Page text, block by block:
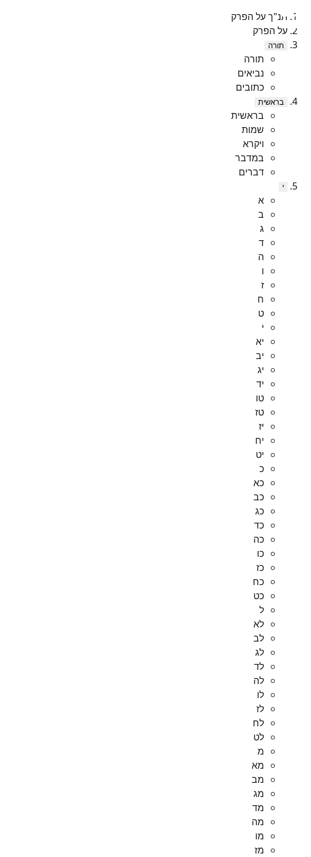
תנ"ך על הפרק
על הפרק
תורה
תורה
נביאים
כתובים
בראשית
בראשית
שמות
ויקרא
במדבר
דברים
י
א
ב
ג
ד
ה
ו
ז
ח
ט
י
יא
יב
יג
יד
טו
טז
יז
יח
יט
כ
כא
כב
כג
כד
כה
כו
כז
כח
כט
ל
לא
לב
לג
לד
לה
לו
לז
לח
לט
מ
מא
מב
מג
מד
מה
מו
מז